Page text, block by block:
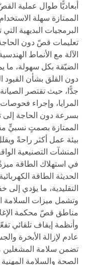
أبعاديًّا طوال عملية
الممتازة سهلة
البرمجيات البديهية
تعليمات قصّ دون
الآلة مع الأنماط
الضيّقة بكل سهولة، ما
دون القلق بشأن القيود
جدًّا، حيث تقتصر
المرايا، وإجراء
بسرعة دون الحاجة إلى
الممتازة بصمتٍ نسبيٍّ
بيئة عمل أكثر راحةً
المنشآت التصنيعية
في استهلاك الطاقة
الحديثة الطاقة
التقليدية، ما يؤدي إلى
وتشمل ميزات السلامة
مناطق قصّ محكمة
وأنظمة إيقاف تلقائي
عادم لإزالة الأبخرة
تضمن سلامة المشغلين
الصحة والسلامة